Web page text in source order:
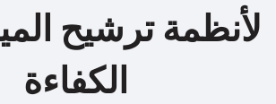
لأنظمة ترشيح
الكفاءة